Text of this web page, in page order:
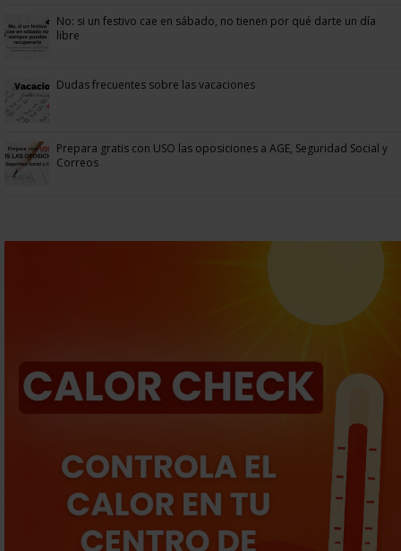
No: si un festivo cae en sábado, no tienen por qué darte un día
libre
Dudas frecuentes sobre las vacaciones
Prepara gratis con USO las oposiciones a AGE, Seguridad Social y
Correos